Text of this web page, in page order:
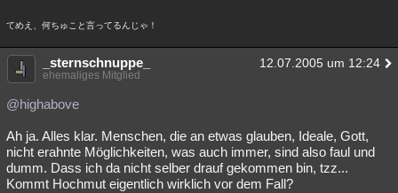
てめえ、何ちゅこと言ってるんじゃ！
_sternschnuppe_ 12.07.2005 um 12:24
ehemaliges Mitglied
@highabove
Ah ja. Alles klar. Menschen, die an etwas glauben, Ideale, Gott,
nicht erahnte Möglichkeiten, was auch immer, sind also faul und
dumm. Dass ich da nicht selber drauf gekommen bin, tzz...
Kommt Hochmut eigentlich wirklich vor dem Fall?